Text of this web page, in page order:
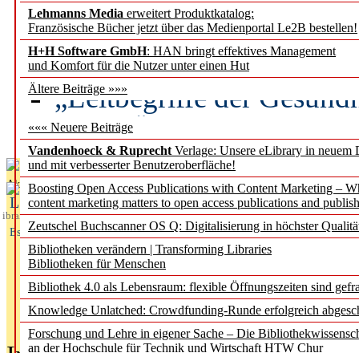
Lehmanns Media erweitert Produktkatalog:
Französische Bücher jetzt über das Medienportal Le2B bestellen!
H+H Software GmbH: HAN bringt effektives Management
und Komfort für die Nutzer unter einen Hut
Ältere Beiträge »»»
««« Neuere Beiträge
Vandenhoeck & Ruprecht Verlage: Unsere eLibrary in neuem
und mit verbesserter Benutzeroberfläche!
Boosting Open Access Publications with Content Marketing –
content marketing matters to open access publications and
Zeutschel Buchscanner OS Q: Digitalisierung in höchster
Bibliotheken verändern | Transforming Libraries
Bibliotheken für Menschen
Bibliothek 4.0 als Lebensraum: flexible Öffnungszeiten sind
Knowledge Unlatched: Crowdfunding-Runde erfolgreich
Forschung und Lehre in eigener Sache – Die
an der Hochschule für Technik und Wirtschaft HTW Chur
Künstliche Intelligenz
besser zu verstehen
„Leitbegriffe der
des BIÖG erscheinen
Aktuelles aus
L
ibrary
Essentials